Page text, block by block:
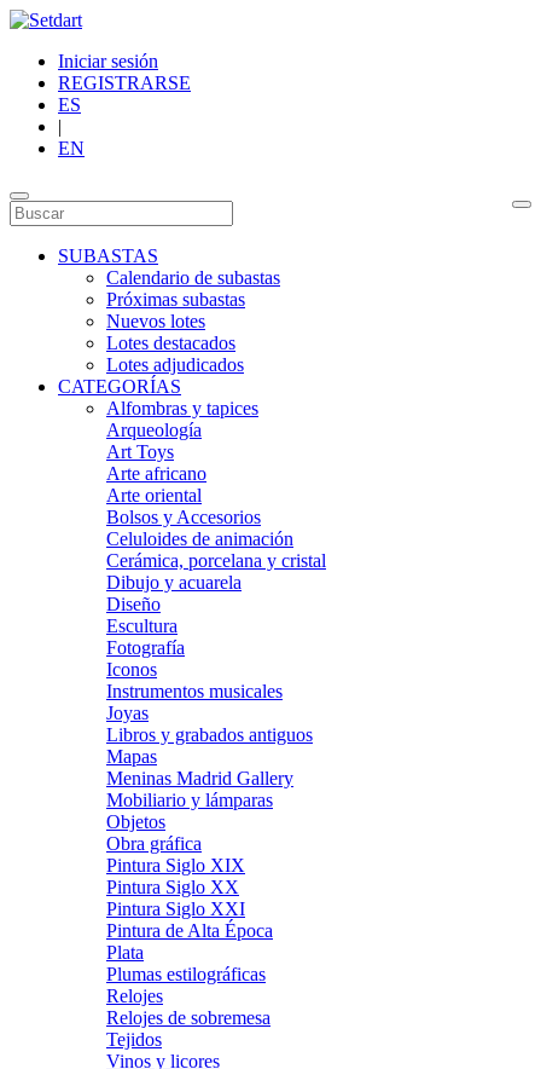
Iniciar sesión
REGISTRARSE
ES
|
EN
SUBASTAS
Calendario de subastas
Próximas subastas
Nuevos lotes
Lotes destacados
Lotes adjudicados
CATEGORÍAS
Alfombras y tapices
Arqueología
Art Toys
Arte africano
Arte oriental
Bolsos y Accesorios
Celuloides de animación
Cerámica, porcelana y cristal
Dibujo y acuarela
Diseño
Escultura
Fotografía
Iconos
Instrumentos musicales
Joyas
Libros y grabados antiguos
Mapas
Meninas Madrid Gallery
Mobiliario y lámparas
Objetos
Obra gráfica
Pintura Siglo XIX
Pintura Siglo XX
Pintura Siglo XXI
Pintura de Alta Época
Plata
Plumas estilográficas
Relojes
Relojes de sobremesa
Tejidos
Vinos y licores